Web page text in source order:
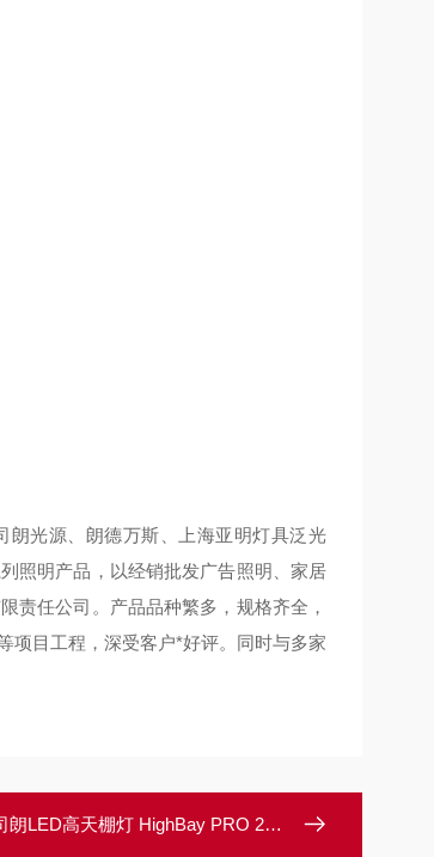
朗光源、朗德万斯、上海亚明灯具泛光
照明产品，以经销批发广告照明、家居
责任公司。产品品种繁多，规格齐全，
项目工程，深受客户*好评。同时与多家
朗LED高天棚灯 HighBay PRO 200W